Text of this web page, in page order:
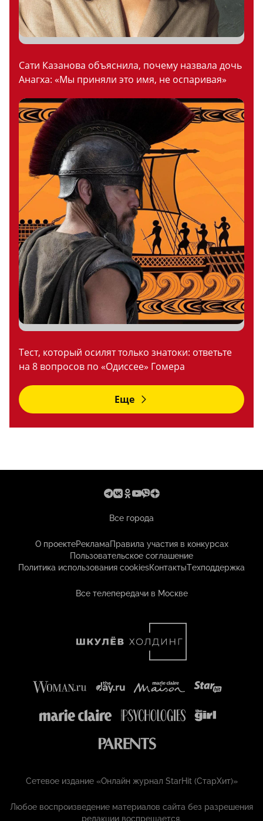
Сати Казанова объяснила, почему назвала дочь
Анагха: «Мы приняли это имя, не оспаривая»
Тест, который осилят только знатоки: ответьте
на 8 вопросов по «Одиссее» Гомера
Еще
Все города
О проектеРекламаПравила участия в конкурсах
Пользовательское соглашение
Политика использования cookiesКонтактыТехподдержка
Все телепередачи в Москве
Сетевое издание «Онлайн журнал StarHit (СтарХит)»
Любое воспроизведение материалов сайта без разрешения
редакции воспрещается.